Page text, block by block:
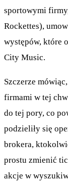
sportowymi
Rockettes),
występów, które
City Music.
Szczerze
firmami w tej
do tej pory, co
podzieliły się
brokera,
prostu zmienić
akcje w